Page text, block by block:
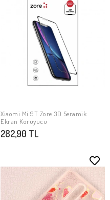
SEPETE EKLE
Xiaomi Mi 9T Zore 3D Seramik
Ekran Koruyucu
282,90 TL